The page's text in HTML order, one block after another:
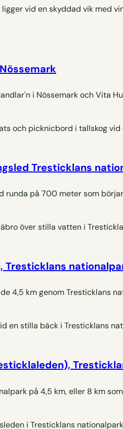
vid en skyddad vik med
i Nössemark och Vita
Tresticklans
runda på 700 meter som
Tresticklans
4,5 km genom Tresticklans
på 4,5 km, eller 8 km